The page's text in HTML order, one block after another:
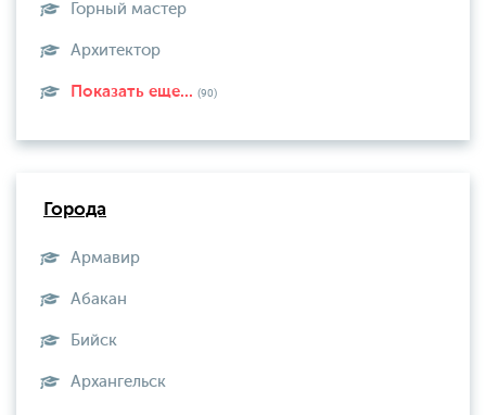
Горный мастер
Архитектор
Показать еще... (90)
Города
Армавир
Абакан
Бийск
Архангельск